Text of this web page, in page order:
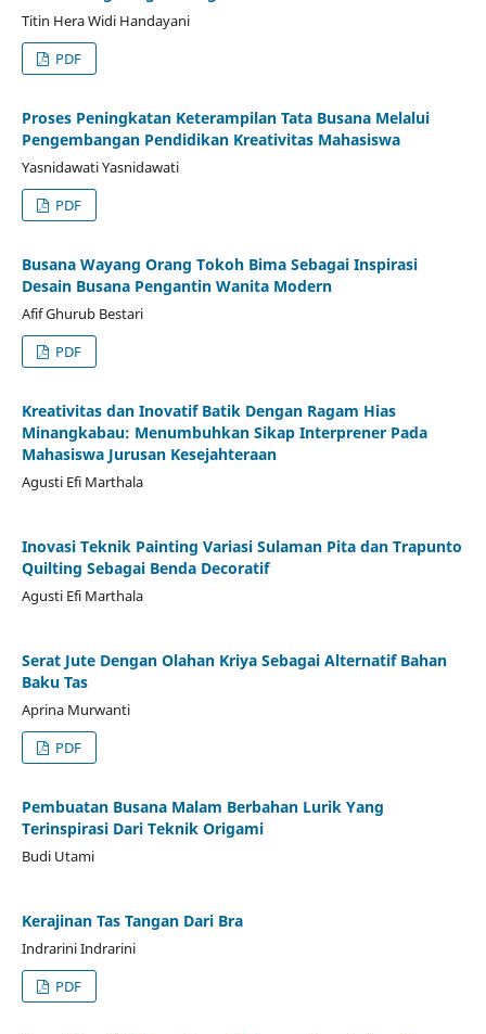
Titin Hera Widi Handayani
PDF
Proses Peningkatan Keterampilan Tata Busana Melalui
Pengembangan Pendidikan Kreativitas Mahasiswa
Yasnidawati Yasnidawati
PDF
Busana Wayang Orang Tokoh Bima Sebagai Inspirasi
Desain Busana Pengantin Wanita Modern
Afif Ghurub Bestari
PDF
Kreativitas dan Inovatif Batik Dengan Ragam Hias
Minangkabau: Menumbuhkan Sikap Interprener Pada
Mahasiswa Jurusan Kesejahteraan
Agusti Efi Marthala
Inovasi Teknik Painting Variasi Sulaman Pita dan Trapunto
Quilting Sebagai Benda Decoratif
Agusti Efi Marthala
Serat Jute Dengan Olahan Kriya Sebagai Alternatif Bahan
Baku Tas
Aprina Murwanti
PDF
Pembuatan Busana Malam Berbahan Lurik Yang
Terinspirasi Dari Teknik Origami
Budi Utami
Kerajinan Tas Tangan Dari Bra
Indrarini Indrarini
PDF